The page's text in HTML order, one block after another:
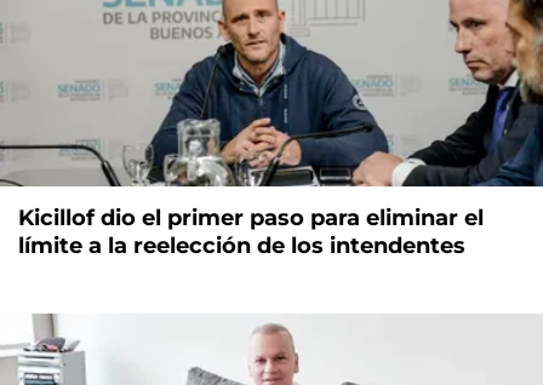
Kicillof dio el primer paso para eliminar el
límite a la reelección de los intendentes